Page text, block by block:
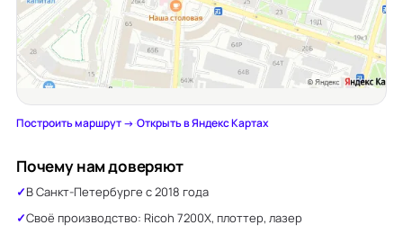
Построить маршрут →·Открыть в Яндекс Картах
Почему нам доверяют
В Санкт-Петербурге с 2018 года
Своё производство: Ricoh 7200X, плоттер, лазер